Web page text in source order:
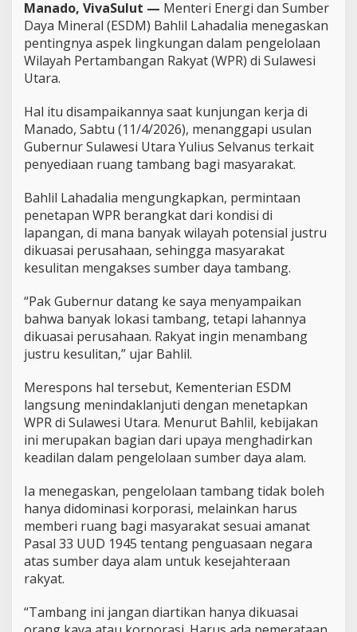
b
e
r
n
u
l
u
J
g
a
L
n
g
u
n
g
a
n
a
l
m
P
e
g
l
o
l
a
P
Manado, VivaSulut — Menteri Energi dan Sumber
Daya Mineral (ESDM) Bahlil Lahadalia menegaskan
pentingnya aspek lingkungan dalam pengelolaan
Wilayah Pertambangan Rakyat (WPR) di Sulawesi
Utara.
Hal itu disampaikannya saat kunjungan kerja di
Manado, Sabtu (11/4/2026), menanggapi usulan
Gubernur Sulawesi Utara Yulius Selvanus terkait
penyediaan ruang tambang bagi masyarakat.
Bahlil Lahadalia mengungkapkan, permintaan
penetapan WPR berangkat dari kondisi di
lapangan, di mana banyak wilayah potensial justru
dikuasai perusahaan, sehingga masyarakat
kesulitan mengakses sumber daya tambang.
“Pak Gubernur datang ke saya menyampaikan
bahwa banyak lokasi tambang, tetapi lahannya
dikuasai perusahaan. Rakyat ingin menambang
justru kesulitan,” ujar Bahlil.
Merespons hal tersebut, Kementerian ESDM
langsung menindaklanjuti dengan menetapkan
WPR di Sulawesi Utara. Menurut Bahlil, kebijakan
ini merupakan bagian dari upaya menghadirkan
keadilan dalam pengelolaan sumber daya alam.
Ia menegaskan, pengelolaan tambang tidak boleh
hanya didominasi korporasi, melainkan harus
memberi ruang bagi masyarakat sesuai amanat
Pasal 33 UUD 1945 tentang penguasaan negara
atas sumber daya alam untuk kesejahteraan
rakyat.
“Tambang ini jangan diartikan hanya dikuasai